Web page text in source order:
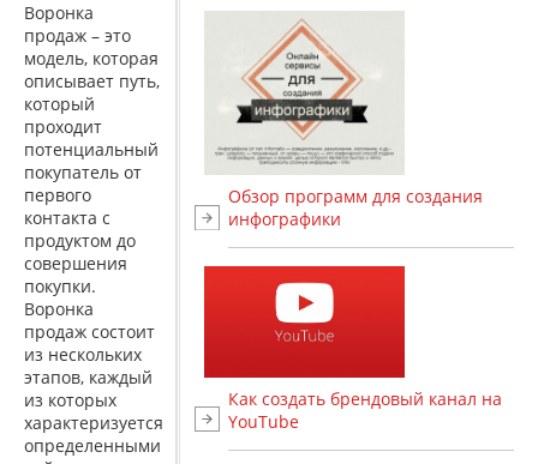
Воронка
продаж – это
модель, которая
описывает путь,
который
проходит
потенциальный
покупатель от
первого
контакта с
продуктом до
совершения
покупки.
Воронка
продаж состоит
из нескольких
этапов, каждый
из которых
характеризуется
определенными
Обзор программ для создания
инфографики
Как создать брендовый канал на
YouTube